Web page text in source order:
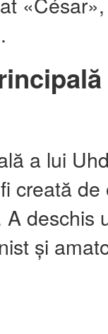
a lui
creată
deschis
și